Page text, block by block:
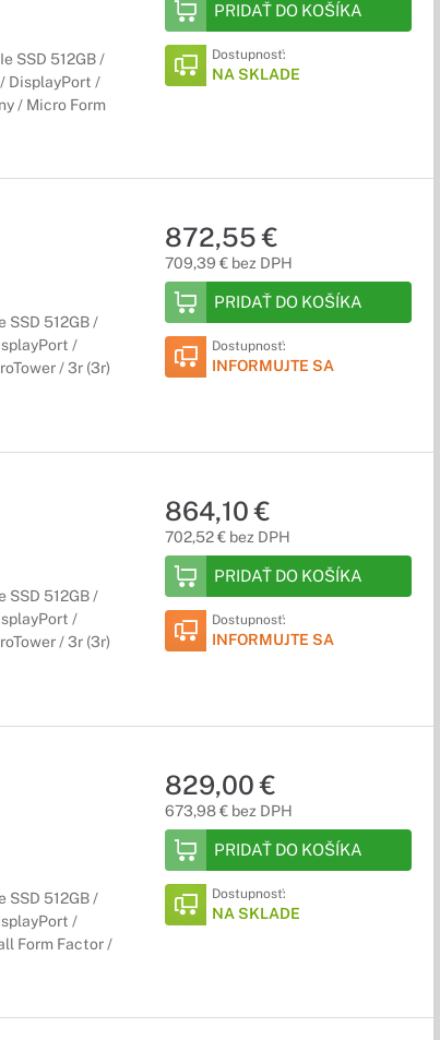
SSD 512GB /
DisplayPort /
/ Micro Form
PRIDAŤ DO KOŠÍKA
Dostupnosť:
NA SKLADE
SSD 512GB /
/
/ 3r (3r)
872,55 €
709,39 € bez DPH
PRIDAŤ DO KOŠÍKA
Dostupnosť:
INFORMUJTE SA
SSD 512GB /
/
/ 3r (3r)
864,10 €
702,52 € bez DPH
PRIDAŤ DO KOŠÍKA
Dostupnosť:
INFORMUJTE SA
SSD 512GB /
/
Form Factor /
829,00 €
673,98 € bez DPH
PRIDAŤ DO KOŠÍKA
Dostupnosť:
NA SKLADE